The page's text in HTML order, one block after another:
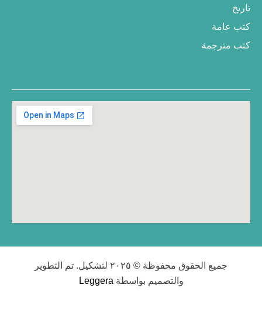
تاريخ
كتب عامة
كتب مترجمة
جميع الحقوق محفوظة © ٢٠٢٥ لتشكيل. تم التطوير
والتصميم بواسطة Leggera